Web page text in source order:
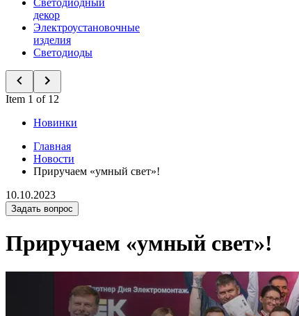
Светодиодный
декор
Электроустановочные
изделия
Светодиоды
Item 1 of 12
Новинки
Главная
Новости
Приручаем «умный свет»!
10.10.2023
Задать вопрос
Приручаем «умный свет»!